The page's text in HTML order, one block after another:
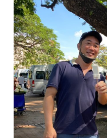
หน้าแรก
ทัวร์ต่างประเทศ
จัดกรุ๊ปต่างประเทศ